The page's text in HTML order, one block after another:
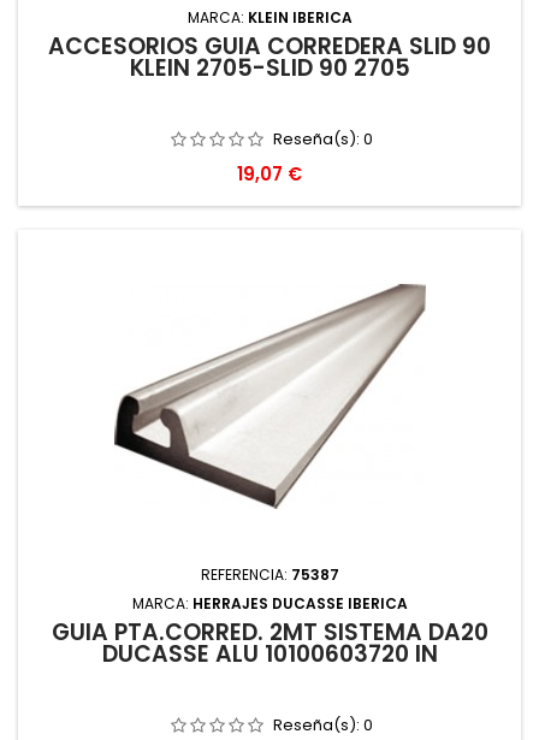
MARCA: KLEIN IBERICA
ACCESORIOS GUIA CORREDERA SLID 90
KLEIN 2705-SLID 90 2705
Reseña(s): 0
Precio
19,07 €
REFERENCIA: 75387
MARCA: HERRAJES DUCASSE IBERICA
GUIA PTA.CORRED. 2MT SISTEMA DA20
DUCASSE ALU 10100603720 IN
Reseña(s): 0